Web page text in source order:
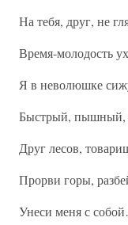
На тебя, друг, не
Время-молодость
Я в неволюшке
Быстрый, пышный,
Друг лесов,
Прорви горы,
Унеси меня с